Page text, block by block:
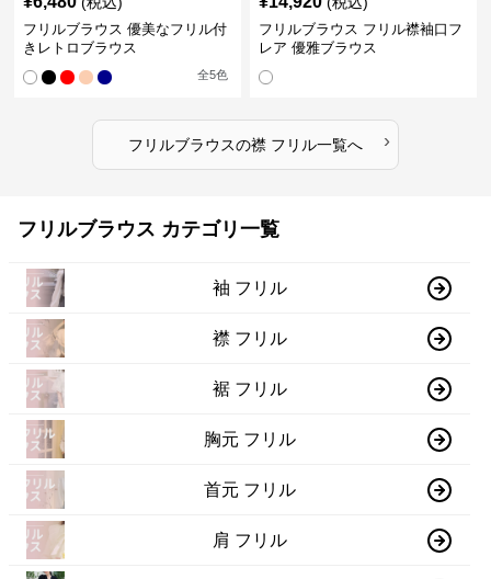
フリルブラウス 優美なフリル付
きレトロブラウス
全5色
フリルブラウス フリル襟袖口フ
レア 優雅ブラウス
フリルブラウスの襟 フリル一覧へ ›
フリルブラウス カテゴリ一覧
袖 フリル
襟 フリル
裾 フリル
胸元 フリル
首元 フリル
肩 フリル